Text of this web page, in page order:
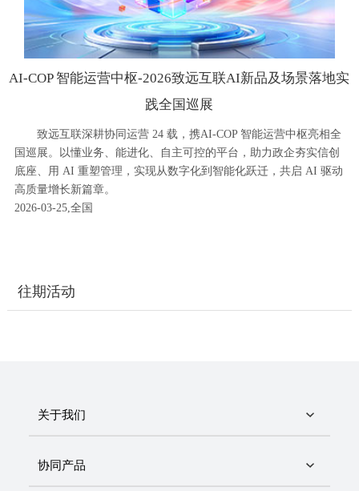
AI-COP 智能运营中枢-2026致远互联AI新品及场景落地实
践全国巡展
致远互联深耕协同运营 24 载，携AI-COP 智能运营中枢亮相全
国巡展。以懂业务、能进化、自主可控的平台，助力政企夯实信创
底座、用 AI 重塑管理，实现从数字化到智能化跃迁，共启 AI 驱动
高质量增长新篇章。
2026-03-25,全国
往期活动
关于我们
协同产品